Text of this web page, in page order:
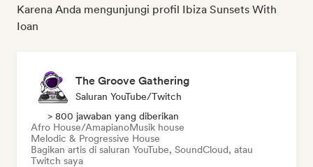
Karena Anda mengunjungi profil Ibiza Sunsets With
Ioan
The Groove Gathering
Saluran YouTube/Twitch
> 800 jawaban yang diberikan
Afro House/AmapianoMusik house
Melodic & Progressive House
Bagikan artis di saluran YouTube, SoundCloud, atau
Twitch saya